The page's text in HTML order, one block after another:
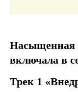
Насыщенная
включала в
Трек 1